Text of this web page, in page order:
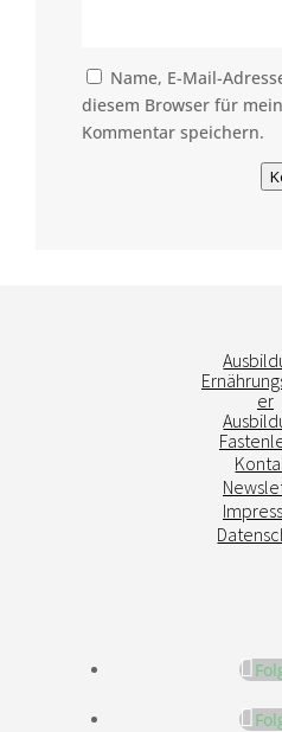
Name, E-Mail-
diesem Browser für
Kommentar speichern.
er